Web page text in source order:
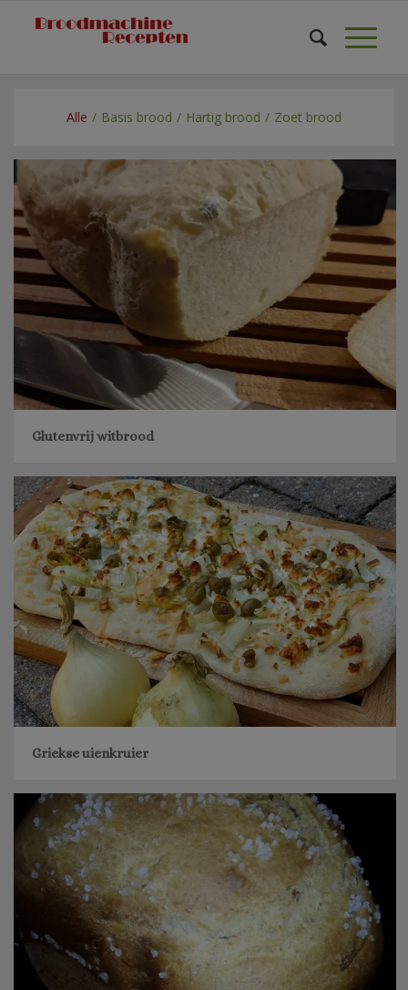
Alle / Basis brood / Hartig brood / Zoet brood
Glutenvrij witbrood
Griekse uienkruier